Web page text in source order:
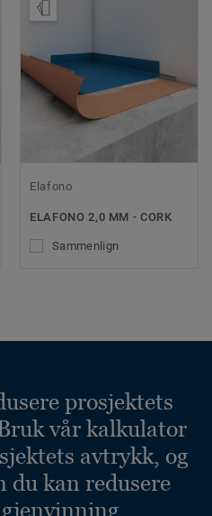
Elafono
ELAFONO 2,0 MM - CORK
Sammenlign
prosjektets
vår kalkulator
avtrykk, og
kan redusere